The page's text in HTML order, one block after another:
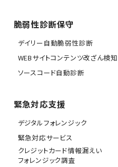
脆弱性診断保守
デイリー自動脆弱性診断
WEBサイトコンテンツ改ざん検知
ソースコード自動診断
緊急対応支援
デジタルフォレンジック
緊急対応サービス
クレジットカード情報漏えい
フォレンジック調査